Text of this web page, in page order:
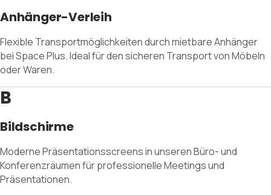
Anhänger-Verleih
Flexible Transportmöglichkeiten durch mietbare Anhänger
bei Space Plus. Ideal für den sicheren Transport von Möbeln
oder Waren.
B
Bildschirme
Moderne Präsentationsscreens in unseren Büro- und
Konferenzräumen für professionelle Meetings und
Präsentationen.